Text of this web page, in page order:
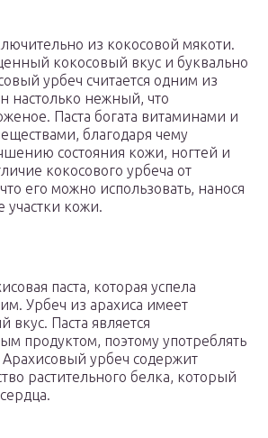
из кокосовой мякоти.
кокосовый вкус и буквально
урбеч считается одним из
настолько нежный, что
Паста богата витаминами и
благодаря чему
состояния кожи, ногтей и
кокосового урбеча от
его можно использовать, нанося
участки кожи.
паста, которая успела
Урбеч из арахиса имеет
вкус. Паста является
продуктом, поэтому употреблять
урбеч содержит
растительного белка, который